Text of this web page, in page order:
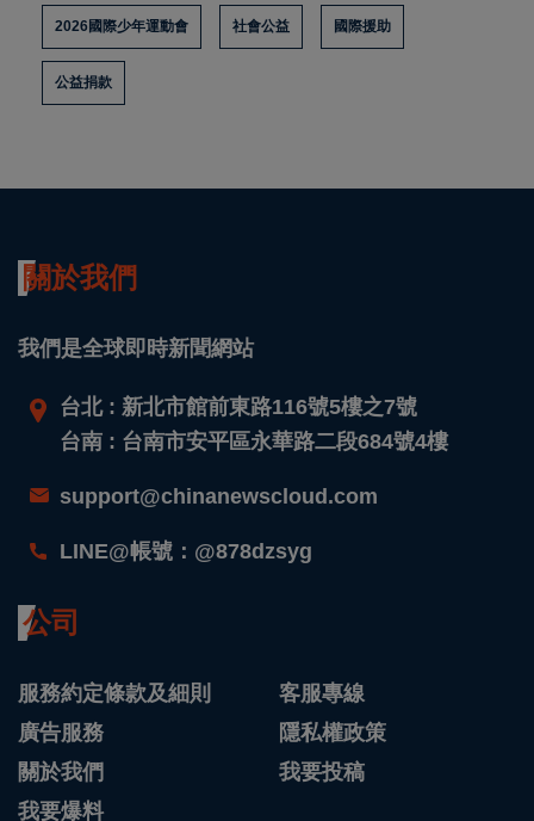
2026國際少年運動會 社會公益 國際援助
公益捐款
關於我們
我們是全球即時新聞網站
台北 : 新北市館前東路116號5樓之7號
台南 : 台南市安平區永華路二段684號4樓
support@chinanewscloud.com
LINE@帳號：@878dzsyg
公司
服務約定條款及細則
客服專線
廣告服務
隱私權政策
關於我們
我要投稿
我要爆料